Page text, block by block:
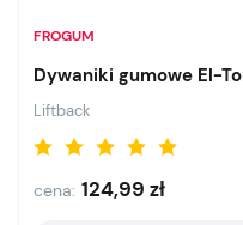
FROGUM
Dywaniki gumowe El-
Liftback
cena: 124,99 zł